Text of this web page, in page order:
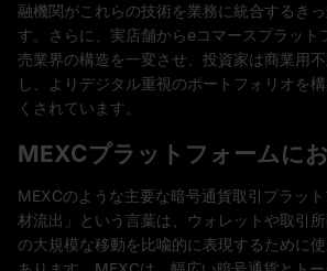
融機関がこれらの技術を業務に統合するき
す。さらに、実店舗からeコマースプラット
売業界の構造を一変させ、投資家は商業用
し、よりデジタル重視のポートフォリオを
くされています。
MEXCプラットフォームに
MEXCのような主要な暗号通貨取引プラッ
材流出」という言葉は、ウォレットや取引
の大規模な移動を比喩的に表現するために